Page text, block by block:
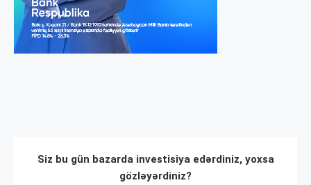
Siz bu gün bazarda investisiya edərdiniz, yoxsa
gözləyərdiniz?